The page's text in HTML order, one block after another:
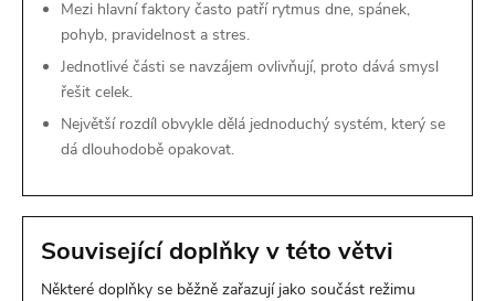
Mezi hlavní faktory často patří rytmus dne, spánek,
pohyb, pravidelnost a stres.
Jednotlivé části se navzájem ovlivňují, proto dává smysl
řešit celek.
Největší rozdíl obvykle dělá jednoduchý systém, který se
dá dlouhodobě opakovat.
Související doplňky v této větvi
Některé doplňky se běžně zařazují jako součást režimu